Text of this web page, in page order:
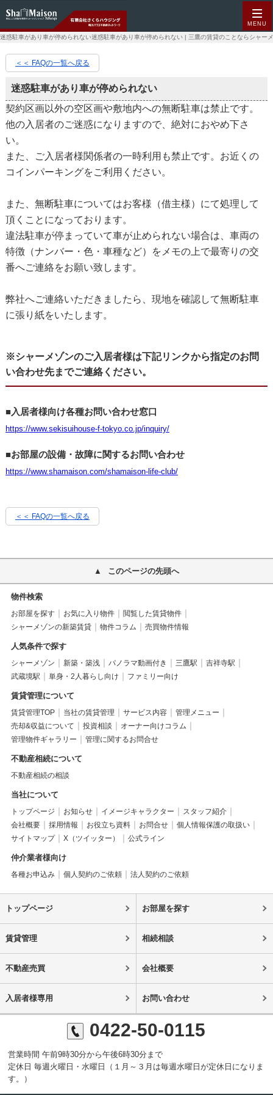
MENU
迷惑駐車があり車が停められない迷惑駐車があり車が停められない | 三鷹の賃貸のことならシャー
＜＜ FAQの一覧へ戻る
迷惑駐車があり車が停められない
契約区画以外の空区画や敷地内への無断駐車は禁止です。
他の入居者のご迷惑になりますので、絶対におやめ下さ
い。
また、ご入居者様関係者の一時利用も禁止です。お近くの
コインパーキングをご利用ください。
また、無断駐車についてはお客様（借主様）にて処理して
頂くことになっております。
違法駐車が停まっていて車が止められない場合は、車両の
特徴（ナンバー・色・車種など）をメモの上で最寄りの交
番へご連絡をお願い致します。
弊社へご連絡いただきましたら、現地を確認して無断駐車
に張り紙をいたします。
※シャーメゾンのご入居者様は下記リンクから指定のお問
い合わせ先までご連絡ください。
■入居者様向け各種お問い合わせ窓口
https://www.sekisuihouse-f-tokyo.co.jp/inquiry/
■お部屋の設備・故障に関するお問い合わせ
https://www.shamaison.com/shamaison-life-club/
＜＜ FAQの一覧へ戻る
このページの先頭へ
物件検索
お部屋を探す お気に入り物件
閲覧した賃貸物件
シャーメゾンの新築賃貸
物件コラム 売買物件情報
人気条件で探す
シャーメゾン 新築・築浅 パノラマ動画付き 三鷹駅
吉祥寺駅
武蔵境駅
単身・2人暮らし向け ファミリー向け
賃貸管理について
賃貸管理TOP 当社の賃貸管理 サービス内容
管理メニュー
売却&収益について
投資相談
オーナー向けコラム
管理物件ギャラリー
管理に関するお問合せ
不動産相続について
不動産相続の相談
当社について
トップページ お知らせ イメージキャラクター
スタッフ紹介
会社概要
採用情報 お役立ち資料 お問合せ
個人情報保護の取扱い
サイトマップ
X（ツイッター） 公式ライン
仲介業者様向け
各種お申込み 個人契約のご依頼 法人契約のご依頼
トップページ お部屋を探す
賃貸管理 相続相談
不動産売買 会社概要
入居者様専用 お問い合わせ
0422-50-0115
営業時間 午前9時30分から午後6時30分まで
定休日 毎週火曜日・水曜日（１月～３月は毎週水曜日が定休日になりま
す。）